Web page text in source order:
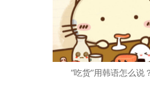
“吃货”用韩语怎么说